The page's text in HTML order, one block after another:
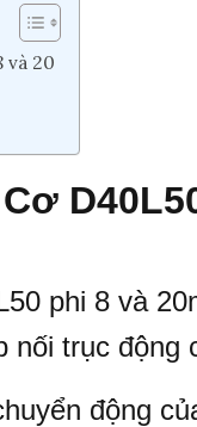
và 20
phi 8 và
trục động
động